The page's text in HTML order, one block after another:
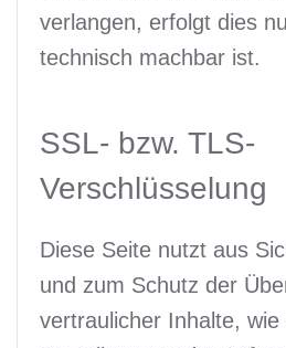
verlangen, erfolgt dies
technisch machbar ist.
SSL- bzw. TLS-
Verschlüsselung
Diese Seite nutzt aus
und zum Schutz der
vertraulicher Inhalte, wie